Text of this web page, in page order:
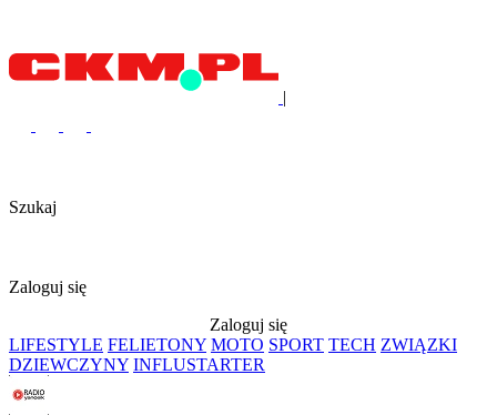
|
Szukaj
Zaloguj się
Zaloguj się
LIFESTYLE FELIETONY MOTO SPORT TECH ZWIĄZKI
DZIEWCZYNY INFLUSTARTER